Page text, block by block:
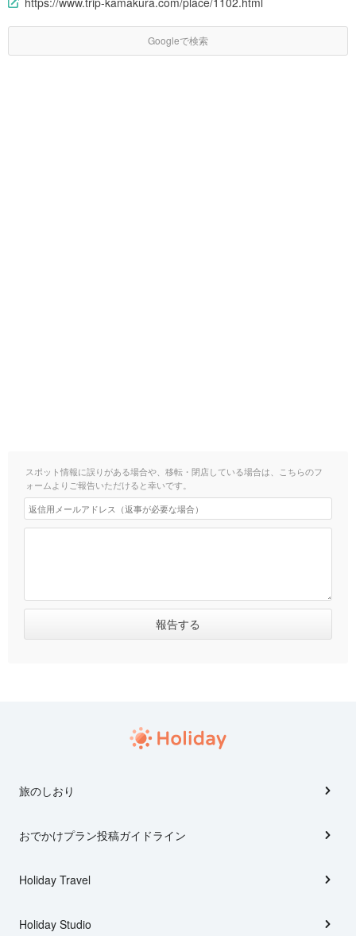
Googleで検索
スポット情報に誤りがある場合や、移転・閉店している場合は、こちらのフ
ォームよりご報告いただけると幸いです。
旅のしおり
おでかけプラン投稿ガイドライン
Holiday Travel
Holiday Studio